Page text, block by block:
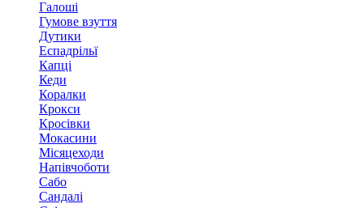
Галоші
Гумове взуття
Дутики
Еспадрільї
Капці
Кеди
Коралки
Крокси
Кросівки
Мокасини
Місяцеходи
Напівчоботи
Сабо
Сандалі